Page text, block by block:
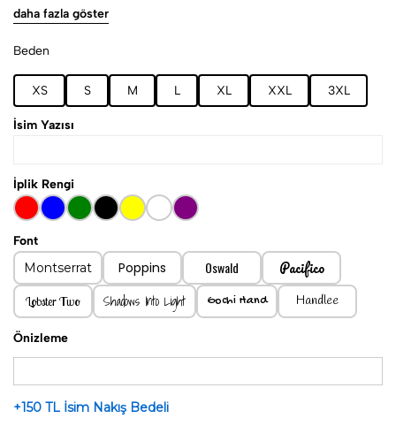
-Lekelere karşı dayanaklı, kolay ütülenebilir kumaş.
Kumaş Özellikleri:
%65 polyester,%30 viscon %4 lyc
30-40 ° C’de yıkanmalıdır.
Ağartıcı kullanılmaz.
daha fazla göster
Beden
XS S M L XL XXL 3XL
İsim Yazısı
İplik Rengi
Font
Montserrat Poppins Oswald Pacifico
Lobster Two Shadows Into Light Gochi Hand Handlee
Önizleme
+150 TL İsim Nakış Bedeli